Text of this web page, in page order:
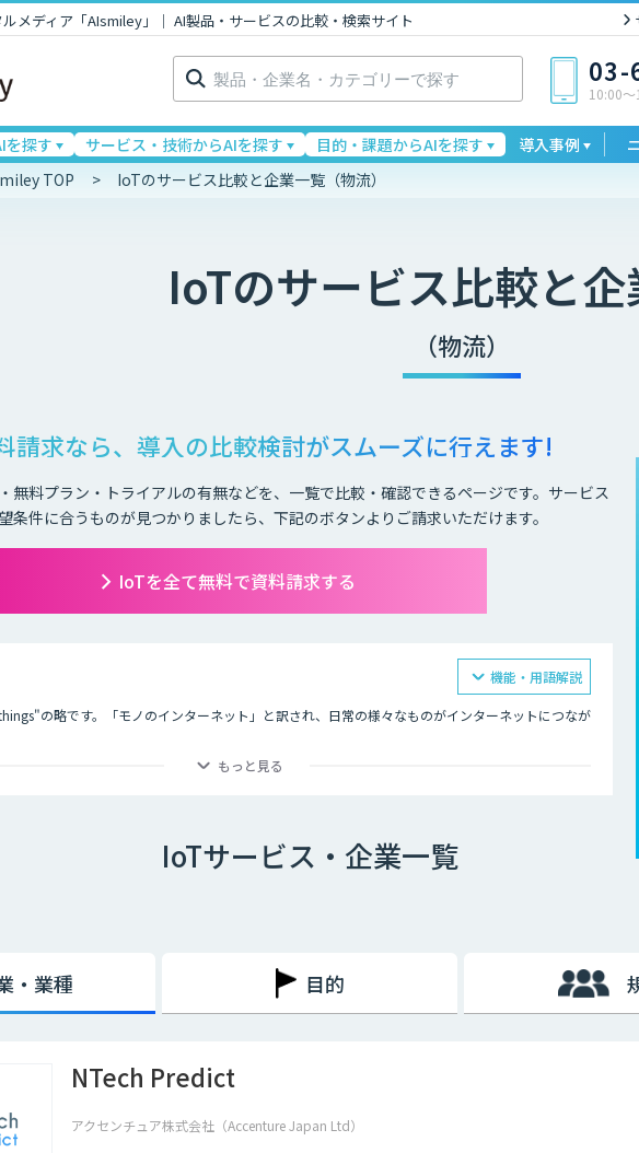
メディア「AIsmiley」｜ AI製品・サービスの比較・検索サイト
検
索: 03-
10:00〜
を探す サービス・技術からAIを探す 目的・課題からAIを探す 導入事例
TOP IoTのサービス比較と企業一覧（物流）
IoTのサービス比較と
（物流）
請求なら、導入の比較検討がスムーズに行えます!
無料プラン・トライアルの有無などを、一覧で比較・確認できるページです。サービス
条件に合うものが見つかりましたら、下記のボタンよりご請求いただけます。
IoTを全て無料で資料請求する
の略です。「モノのインターネット」と訳され、日常の様々なものがインターネットにつなが
とは主に二つあり、一つ目はモノの遠隔操作です。インターネットにつながったモノを、リモコン
もっと見る
機能・用語解説
IoTサービス・企業一覧
・業種 目的
NTech Predict
アクセンチュア株式会社（Accenture Japan Ltd）